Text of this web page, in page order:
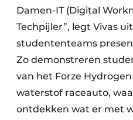
Damen-IT (Digital
Techpijler”, legt Vivas
studententeams
Zo demonstreren
van het Forze
waterstof raceauto,
ontdekken wat er met